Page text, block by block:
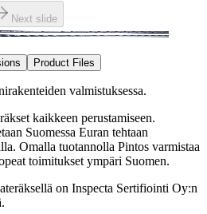
Next slide
Product Files
valmistuksessa.
kaikkeen perustamiseen.
Suomessa Euran tehtaan
Omalla tuotannolla Pintos varmistaa
toimitukset ympäri Suomen.
on Inspecta Sertifiointi Oy:n